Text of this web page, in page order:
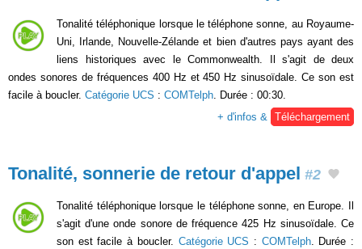
Tonalité téléphonique lorsque le téléphone sonne, au Royaume-
Uni, Irlande, Nouvelle-Zélande et bien d'autres pays ayant des
liens historiques avec le Commonwealth. Il s'agit de deux
ondes sonores de fréquences 400 Hz et 450 Hz sinusoïdale. Ce son est
facile à boucler. Catégorie UCS : COMTelph . Durée : 00:30.
+ d'infos &
Téléchargement
Tonalité, sonnerie de retour d'appel #2
Tonalité téléphonique lorsque le téléphone sonne, en Europe. Il
s'agit d'une onde sonore de fréquence 425 Hz sinusoïdale. Ce
son est facile à boucler. Catégorie UCS : COMTelph. Durée :